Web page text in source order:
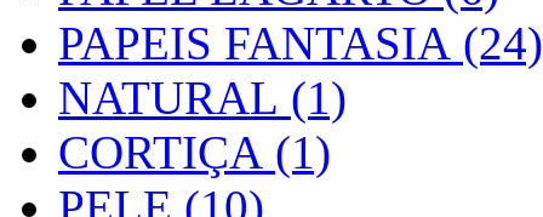
PAPEIS FANTASIA (24)
NATURAL (1)
CORTIÇA (1)
PELE (10)